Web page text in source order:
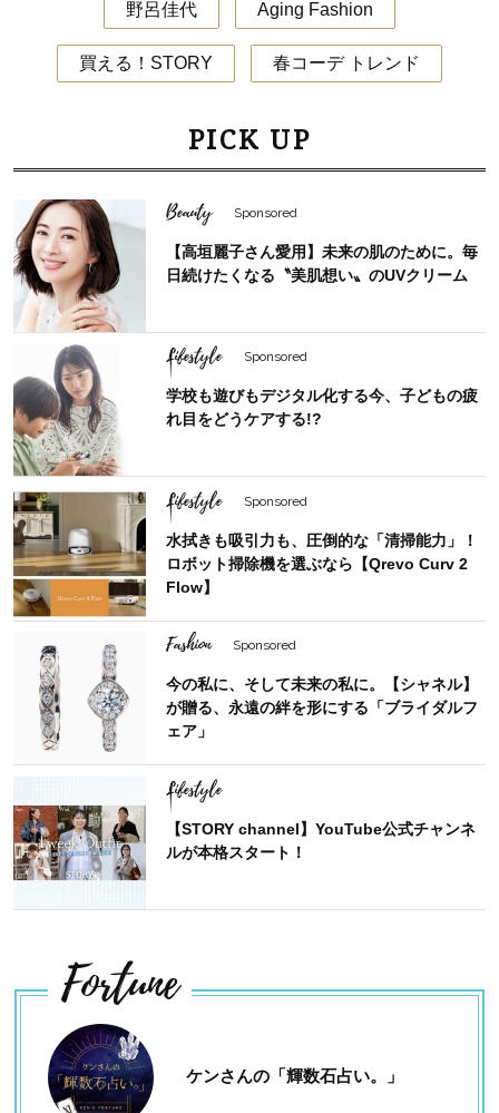
野呂佳代 Aging Fashion
買える！STORY 春コーデ トレンド
PICK UP
Beauty Sponsored
【高垣麗子さん愛用】未来の肌のために。毎
日続けたくなる〝美肌想い〟のUVクリーム
Lifestyle Sponsored
学校も遊びもデジタル化する今、子どもの疲
れ目をどうケアする!?
Lifestyle Sponsored
水拭きも吸引力も、圧倒的な「清掃能力」！
ロボット掃除機を選ぶなら【Qrevo Curv 2
Flow】
Fashion Sponsored
今の私に、そして未来の私に。【シャネル】
が贈る、永遠の絆を形にする「ブライダルフ
ェア」
Lifestyle
【STORY channel】YouTube公式チャンネ
ルが本格スタート！
Fortune
ケンさんの「輝数石占い。」